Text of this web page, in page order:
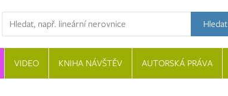
Hledaný výraz Hledat
VIDEO KNIHA NÁVŠTĚV AUTORSKÁ PRÁVA